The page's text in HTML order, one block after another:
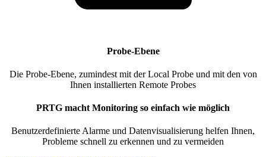
Probe-Ebene
Die Probe-Ebene, zumindest mit der Local Probe und mit den von
Ihnen installierten Remote Probes
PRTG macht Monitoring so einfach wie möglich
Benutzerdefinierte Alarme und Datenvisualisierung helfen Ihnen,
Probleme schnell zu erkennen und zu vermeiden